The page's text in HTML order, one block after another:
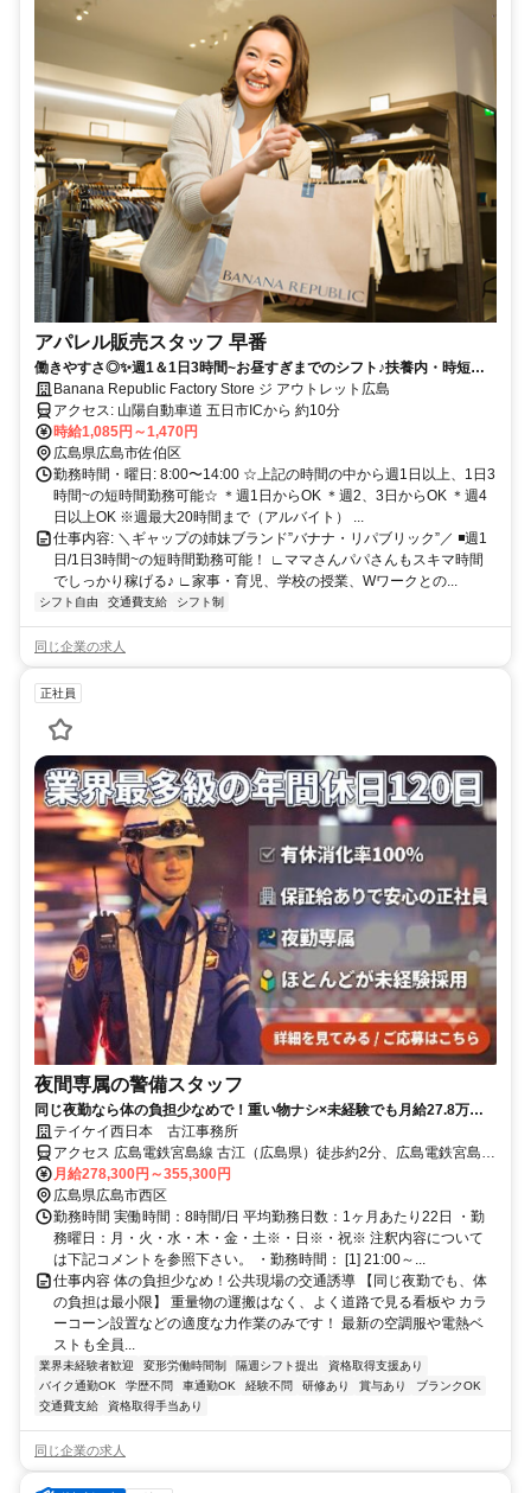
アパレル販売スタッフ 早番
働きやすさ◎✨週1＆1日3時間~お昼すぎまでのシフト♪扶養内・時短
OK！子育てとの両立◎☆髪型髪色・ネイル自由！
Banana Republic Factory Store ジ アウトレット広島
アクセス: 山陽自動車道 五日市ICから 約10分
時給1,085円～1,470円
広島県広島市佐伯区
勤務時間・曜日: 8:00〜14:00 ☆上記の時間の中から週1日以上、1日3
時間~の短時間勤務可能☆ ＊週1日からOK ＊週2、3日からOK ＊週4
日以上OK ※週最大20時間まで（アルバイト） ...
仕事内容: ＼ギャップの姉妹ブランド”バナナ・リパブリック”／ ◾️週1
日/1日3時間~の短時間勤務可能！ ∟ママさんパパさんもスキマ時間
でしっかり稼げる♪ ∟家事・育児、学校の授業、Wワークとの...
シフト自由 交通費支給 シフト制
同じ企業の求人
正社員
夜間専属の警備スタッフ
同じ夜勤なら体の負担少なめで！重い物ナシ×未経験でも月給27.8万～
＋賞与/暑さ対策バッチリ◎/土日祝休みの年休120日！
テイケイ西日本 古江事務所
アクセス 広島電鉄宮島線 古江（広島県）徒歩約2分、広島電鉄宮島線
高須（広島県）徒歩約9分
月給278,300円～355,300円
広島県広島市西区
勤務時間 実働時間：8時間/日 平均勤務日数：1ヶ月あたり22日 ・勤
務曜日：月・火・水・木・金・土※・日※・祝※ 注釈内容について
は下記コメントを参照下さい。 ・勤務時間： [1] 21:00～...
仕事内容 体の負担少なめ！公共現場の交通誘導 【同じ夜勤でも、体
の負担は最小限】 重量物の運搬はなく、よく道路で見る看板や カラ
ーコーン設置などの適度な力作業のみです！ 最新の空調服や電熱ベ
ストも全員...
業界未経験者歓迎 変形労働時間制 隔週シフト提出
資格取得支援あり
バイク通勤OK
学歴不問 車通勤OK 経験不問 研修あり 賞与あり
ブランクOK
交通費支給
資格取得手当あり
同じ企業の求人